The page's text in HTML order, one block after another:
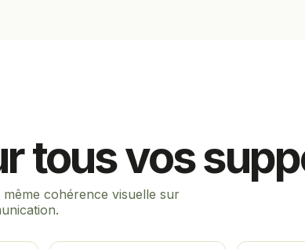
tous vos
cohérence visuelle sur